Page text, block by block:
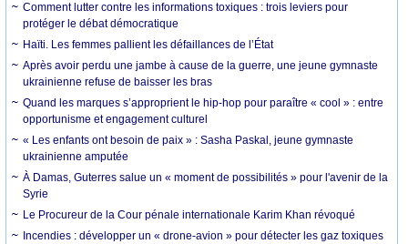
Comment lutter contre les informations toxiques : trois leviers pour
protéger le débat démocratique
Haïti. Les femmes pallient les défaillances de l’État
Après avoir perdu une jambe à cause de la guerre, une jeune gymnaste
ukrainienne refuse de baisser les bras
Quand les marques s’approprient le hip-hop pour paraître « cool » : entre
opportunisme et engagement culturel
« Les enfants ont besoin de paix » : Sasha Paskal, jeune gymnaste
ukrainienne amputée
À Damas, Guterres salue un « moment de possibilités » pour l'avenir de la
Syrie
Le Procureur de la Cour pénale internationale Karim Khan révoqué
Incendies : développer un « drone-avion » pour détecter les gaz toxiques